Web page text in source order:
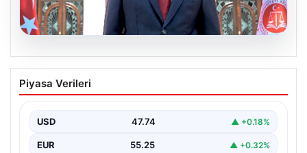
06.08.2026
Bakan Gürlek’ten Çerçeve Yasa
Açıklaması: “Tüm İşlemler Hukuk
Yürütülecek”
Adalet Bakanı Akın Gürlek, terörle mücadelede yeni bir
Piyasa Verileri
USD 47.74 ▲ +0.18%
EUR 55.25 ▲ +0.32%